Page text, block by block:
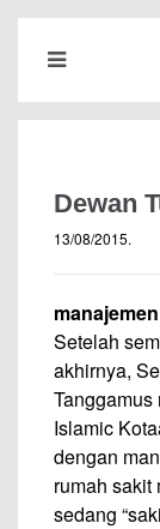
Dewan
13/08/2015.
Setelah
akhirnya,
Islamic
dengan
rumah sakit
sedang